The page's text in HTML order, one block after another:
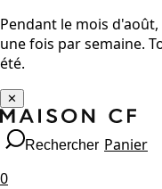
Pendant le mois
une fois par semaine.
été.
✕
Rechercher Panier
0